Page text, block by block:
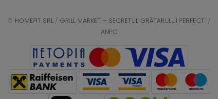
© HOMEFIT SRL / GRILL MARKET – SECRETUL GRĂTARULUI PERFECT! /
ANPC